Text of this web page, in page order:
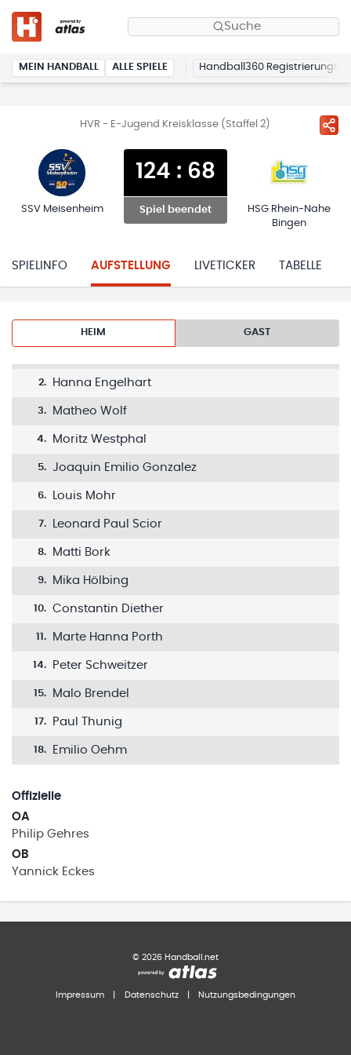
Suche
MEIN HANDBALL ALLE SPIELE Handball360 Registrierung
HVR - E-Jugend Kreisklasse (Staffel 2)
SSV Meisenheim
124 : 68
Spiel beendet
HSG Rhein-Nahe
Bingen
SPIELINFO AUFSTELLUNG LIVETICKER TABELLE
HEIM GAST
2. Hanna Engelhart
3. Matheo Wolf
4. Moritz Westphal
5. Joaquin Emilio Gonzalez
6. Louis Mohr
7. Leonard Paul Scior
8. Matti Bork
9. Mika Hölbing
10. Constantin Diether
11. Marte Hanna Porth
14. Peter Schweitzer
15. Malo Brendel
17. Paul Thunig
18. Emilio Oehm
Offizielle
OA
Philip Gehres
OB
Yannick Eckes
© 2026 Handball.net
Impressum Datenschutz Nutzungsbedingungen